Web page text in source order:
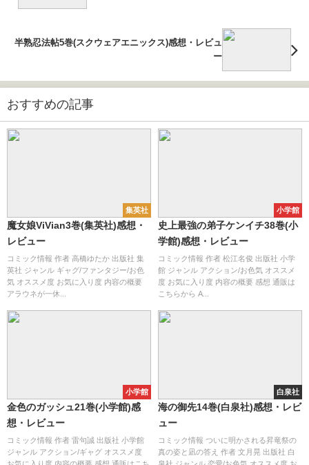
半熟忍法帖5巻(スクウェアエニックス)感想・レビュ
ー
おすすめの記事
集英社
魔女娘ViVian3巻(集英社)感想・
レビュー
コミック情報 作者 高橋ゆたか 出版社 集
英社 ジャンル ギャグ/ファンタジー/お色
気 オススメ度 お気に入り度 内容の概要
アラウネが一休...
小学館
史上最強の弟子ケンイチ38巻(小
学館)感想・レビュー
コミック情報 作者 松江名俊 出版社 小学
館 ジャンル アクション/お色気 オススメ
度 お気に入り度 内容の概要 感想 通販は
こちらから A...
小学館
金色のガッシュ21巻(小学館)感
想・レビュー
コミック情報 作者 雷句誠 出版社 小学館
ジャンル アクション/ギャグ オススメ度
白泉社
海の御先14巻(白泉社)感想・レビ
ュー
コミック情報 ついに明かされる昇竜祭の
真の姿と凪の答え 作者 文月晃 出版社 白